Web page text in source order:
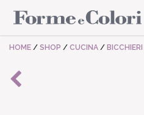
HOME / SHOP / CUCINA /